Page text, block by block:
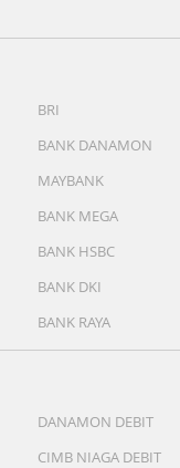
Photo, Video,
Photo.
Mode Malam, Live
VORBIS, APE,
BRI
BANK DANAMON
MAYBANK
BANK MEGA
BANK HSBC
BANK DKI
BANK RAYA
DANAMON DEBIT
CIMB NIAGA DEBIT